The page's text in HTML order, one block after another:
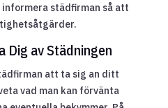
städfirman så att
Dig av Städningen
att ta sig an ditt
vad man kan förvänta